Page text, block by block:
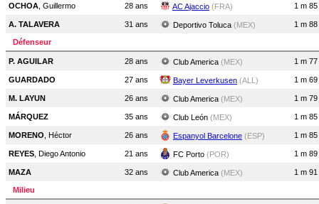
OCHOA , Guillermo 28 ans AC Ajaccio (FRA) 1 m 85
A. TALAVERA 31 ans Deportivo Toluca (MEX) 1 m 88
Défenseur
P. AGUILAR 28 ans Club America (MEX) 1 m 77
GUARDADO 27 ans Bayer Leverkusen (ALL) 1 m 69
M. LAYUN 26 ans Club America (MEX) 1 m 79
MÁRQUEZ 35 ans Club León (MEX) 1 m 85
MORENO , Héctor 26 ans Espanyol Barcelone (ESP) 1 m 85
REYES , Diego Antonio 21 ans FC Porto (POR) 1 m 89
MAZA 32 ans Club America (MEX) 1 m 91
Milieu